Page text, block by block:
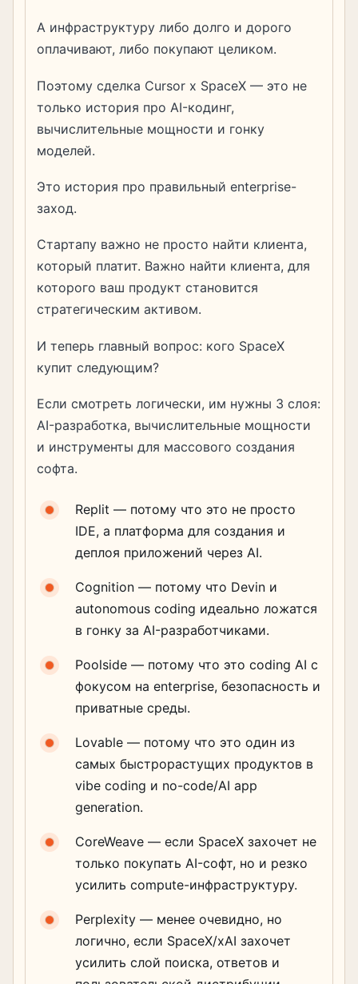
А инфраструктуру либо долго и дорого
оплачивают, либо покупают целиком.
Поэтому сделка Cursor x SpaceX — это не
только история про AI-кодинг,
вычислительные мощности и гонку
моделей.
Это история про правильный enterprise-
заход.
Стартапу важно не просто найти клиента,
который платит. Важно найти клиента, для
которого ваш продукт становится
стратегическим активом.
И теперь главный вопрос: кого SpaceX
купит следующим?
Если смотреть логически, им нужны 3 слоя:
AI-разработка, вычислительные мощности
и инструменты для массового создания
софта.
Replit — потому что это не просто
IDE, а платформа для создания и
деплоя приложений через AI.
Cognition — потому что Devin и
autonomous coding идеально ложатся
в гонку за AI-разработчиками.
Poolside — потому что это coding AI с
фокусом на enterprise, безопасность и
приватные среды.
Lovable — потому что это один из
самых быстрорастущих продуктов в
vibe coding и no-code/AI app
generation.
CoreWeave — если SpaceX захочет не
только покупать AI-софт, но и резко
усилить compute-инфраструктуру.
Perplexity — менее очевидно, но
логично, если SpaceX/xAI захочет
усилить слой поиска, ответов и